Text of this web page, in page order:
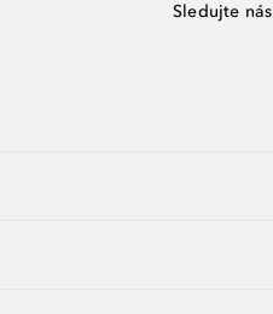
Sledujte nás